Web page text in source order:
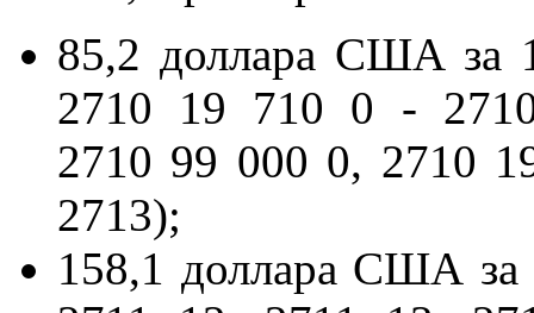
85,2 доллара США за
2710 19 710 0 -
2710 99 000 0, 2710
2713);
158,1 доллара США